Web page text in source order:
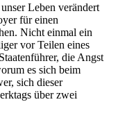
Leben verändert
für einen
Nicht einmal ein
vor Teilen eines
die Angst
es sich beim
sich dieser
über zwei